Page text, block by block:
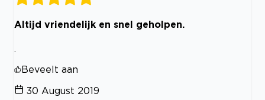
Altijd vriendelijk en snel geholpen.
Beveelt aan
30 August 2019